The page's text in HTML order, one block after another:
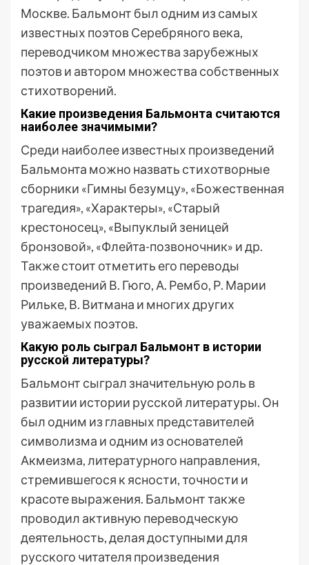
Москве. Бальмонт был одним из самых
известных поэтов Серебряного века,
переводчиком множества зарубежных
поэтов и автором множества собственных
стихотворений.
Какие произведения Бальмонта считаются
наиболее значимыми?
Среди наиболее известных произведений
Бальмонта можно назвать стихотворные
сборники «Гимны безумцу», «Божественная
трагедия», «Характеры», «Старый
крестоносец», «Выпуклый зеницей
бронзовой», «Флейта-позвоночник» и др.
Также стоит отметить его переводы
произведений В. Гюго, А. Рембо, Р. Марии
Рильке, В. Витмана и многих других
уважаемых поэтов.
Какую роль сыграл Бальмонт в истории
русской литературы?
Бальмонт сыграл значительную роль в
развитии истории русской литературы. Он
был одним из главных представителей
символизма и одним из основателей
Акмеизма, литературного направления,
стремившегося к ясности, точности и
красоте выражения. Бальмонт также
проводил активную переводческую
деятельность, делая доступными для
русского читателя произведения